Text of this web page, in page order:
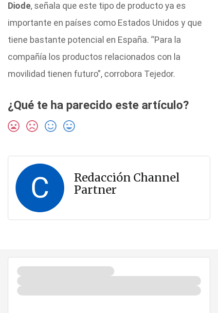
Diode, señala que este tipo de producto ya es
importante en países como Estados Unidos y que
tiene bastante potencial en España. “Para la
compañía los productos relacionados con la
movilidad tienen futuro”, corrobora Tejedor.
¿Qué te ha parecido este artículo?
C
Redacción Channel
Partner